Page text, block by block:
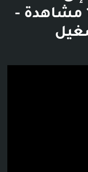
قصص سوما - 195 مشاهدة -